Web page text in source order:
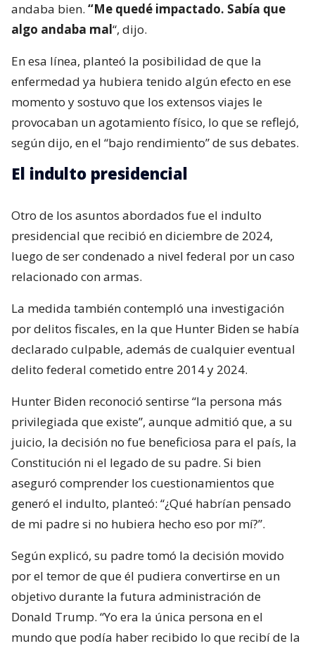
andaba bien. “Me quedé impactado. Sabía que
algo andaba mal“, dijo.
En esa línea, planteó la posibilidad de que la
enfermedad ya hubiera tenido algún efecto en ese
momento y sostuvo que los extensos viajes le
provocaban un agotamiento físico, lo que se reflejó,
según dijo, en el “bajo rendimiento” de sus debates.
El indulto presidencial
Otro de los asuntos abordados fue el indulto
presidencial que recibió en diciembre de 2024,
luego de ser condenado a nivel federal por un caso
relacionado con armas.
La medida también contempló una investigación
por delitos fiscales, en la que Hunter Biden se había
declarado culpable, además de cualquier eventual
delito federal cometido entre 2014 y 2024.
Hunter Biden reconoció sentirse “la persona más
privilegiada que existe”, aunque admitió que, a su
juicio, la decisión no fue beneficiosa para el país, la
Constitución ni el legado de su padre. Si bien
aseguró comprender los cuestionamientos que
generó el indulto, planteó: “¿Qué habrían pensado
de mi padre si no hubiera hecho eso por mí?”.
Según explicó, su padre tomó la decisión movido
por el temor de que él pudiera convertirse en un
objetivo durante la futura administración de
Donald Trump. “Yo era la única persona en el
mundo que podía haber recibido lo que recibí de la